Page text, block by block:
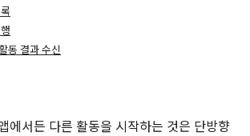
동 결과 수신
에서든 다른 활동을 시작하는 것은 단방향